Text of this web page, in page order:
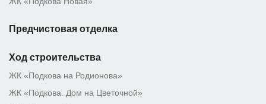
Предчистовая отделка
Ход строительства
ЖК «Подкова на Родионова»
ЖК «Подкова. Дом на Цветочной»